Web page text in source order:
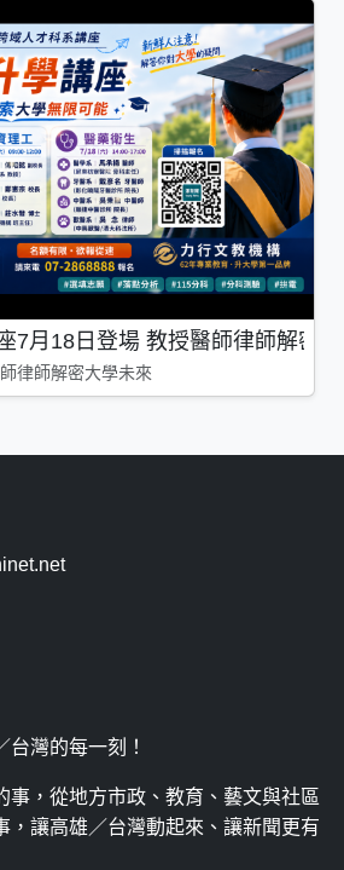
7月18日登場 教授醫師律師解密
律師解密大學未來
台灣的每一刻！
事，從地方市政、教育、藝文與社區
，讓高雄／台灣動起來、讓新聞更有